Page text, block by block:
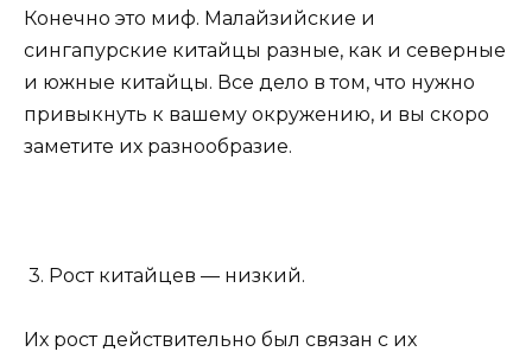
Конечно это миф. Малайзийские и
сингапурские китайцы разные, как и северные
и южные китайцы. Все дело в том, что нужно
привыкнуть к вашему окружению, и вы скоро
заметите их разнообразие.
3. Рост китайцев — низкий.
Их рост действительно был связан с их